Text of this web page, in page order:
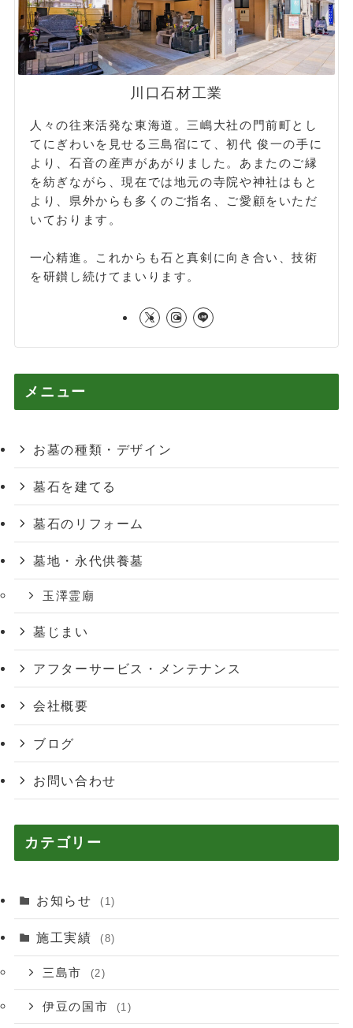
川口石材工業
人々の往来活発な東海道。三嶋大社の門前町とし
てにぎわいを見せる三島宿にて、初代 俊一の手に
より、石音の産声があがりました。あまたのご縁
を紡ぎながら、現在では地元の寺院や神社はもと
より、県外からも多くのご指名、ご愛顧をいただ
いております。
一心精進。これからも石と真剣に向き合い、技術
を研鑚し続けてまいります。
メニュー
お墓の種類・デザイン
墓石を建てる
墓石のリフォーム
墓地・永代供養墓
玉澤霊廟
墓じまい
アフターサービス・メンテナンス
会社概要
ブログ
お問い合わせ
カテゴリー
お知らせ (1)
施工実績 (8)
三島市 (2)
伊豆の国市 (1)